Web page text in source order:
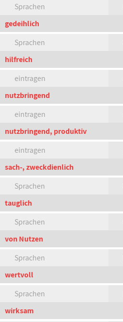
Sprachen
gedeihlich
Sprachen
hilfreich
eintragen
nutzbringend
eintragen
nutzbringend, produktiv
eintragen
sach-, zweckdienlich
Sprachen
tauglich
Sprachen
von Nutzen
Sprachen
wertvoll
Sprachen
wirksam